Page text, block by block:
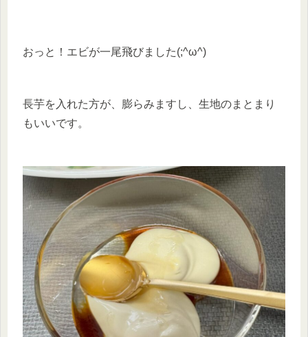
おっと！エビが一尾飛びました(;^ω^)
長芋を入れた方が、膨らみますし、生地のまとまり
もいいです。